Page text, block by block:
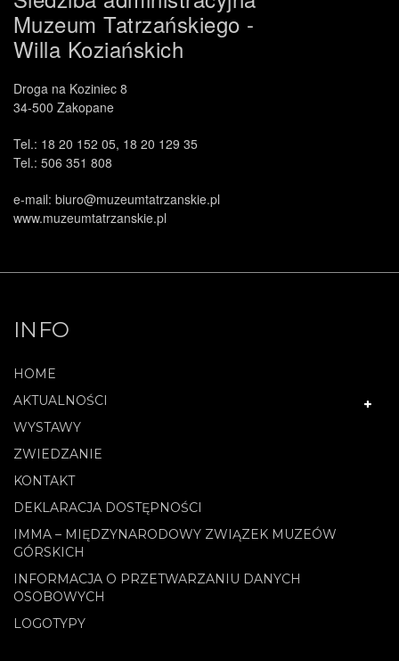
Muzeum Tatrzańskiego -
Willa Koziańskich
Droga na Koziniec 8
34-500 Zakopane
Tel.: 18 20 152 05, 18 20 129 35
Tel.: 506 351 808
e-mail: biuro@muzeumtatrzanskie.pl
www.muzeumtatrzanskie.pl
INFO
HOME
AKTUALNOŚCI
WYSTAWY
ZWIEDZANIE
KONTAKT
DEKLARACJA DOSTĘPNOŚCI
IMMA – MIĘDZYNARODOWY ZWIĄZEK MUZEÓW
GÓRSKICH
INFORMACJA O PRZETWARZANIU DANYCH
OSOBOWYCH
LOGOTYPY